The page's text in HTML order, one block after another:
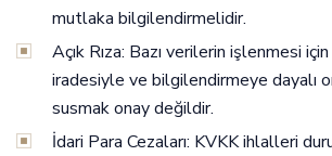
mutlaka bilgilendirmelidir.
Açık Rıza: Bazı verilerin işlenmesi
iradesiyle ve bilgilendirmeye dayalı
susmak onay değildir.
İdari Para Cezaları: KVKK ihlalleri